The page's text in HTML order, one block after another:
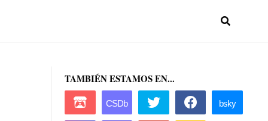
TAMBIÉN ESTAMOS EN...